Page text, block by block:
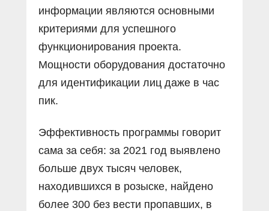
информации являются основными
критериями для успешного
функционирования проекта.
Мощности оборудования достаточно
для идентификации лиц даже в час
пик.
Эффективность программы говорит
сама за себя: за 2021 год выявлено
больше двух тысяч человек,
находившихся в розыске, найдено
более 300 без вести пропавших, в